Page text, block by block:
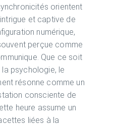
orientent
et captive de
numérique,
perçue comme
Que ce soit
psychologie, le
résonne comme un
consciente de
heure assume un
liées à la